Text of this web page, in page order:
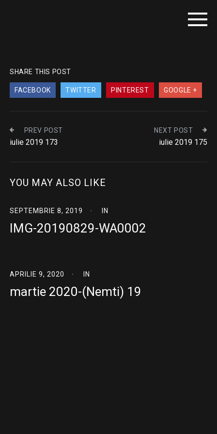
SHARE THIS POST
FACEBOOK TWITTER PINTEREST GOOGLE +
PREV POST
iulie 2019 173
NEXT POST
iulie 2019 175
YOU MAY ALSO LIKE
SEPTEMBRIE 8, 2019 IN
IMG-20190829-WA0002
APRILIE 9, 2020 IN
martie 2020-(Nemti) 19